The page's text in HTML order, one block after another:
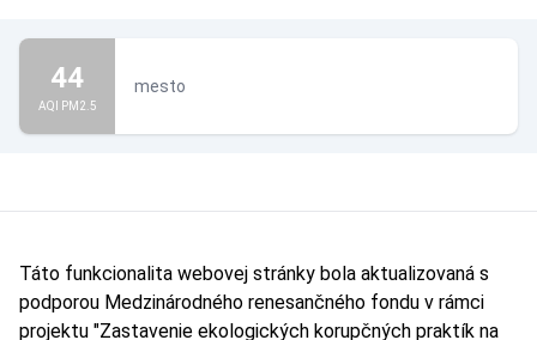
44
AQI PM2.5
mesto
Táto funkcionalita webovej stránky bola aktualizovaná s
podporou Medzinárodného renesančného fondu v rámci
projektu "Zastavenie ekologických korupčných praktík na